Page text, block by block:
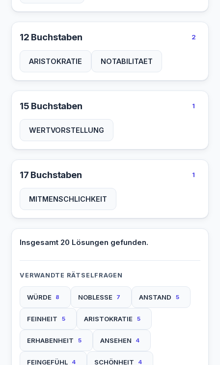
12 Buchstaben 2
ARISTOKRATIE NOTABILITAET
15 Buchstaben 1
WERTVORSTELLUNG
17 Buchstaben 1
MITMENSCHLICHKEIT
Insgesamt 20 Lösungen gefunden.
VERWANDTE RÄTSELFRAGEN
WÜRDE 8 NOBLESSE 7 ANSTAND 5
FEINHEIT 5 ARISTOKRATIE 5
ERHABENHEIT 5 ANSEHEN 4
FEINGEFÜHL 4 SCHÖNHEIT 4